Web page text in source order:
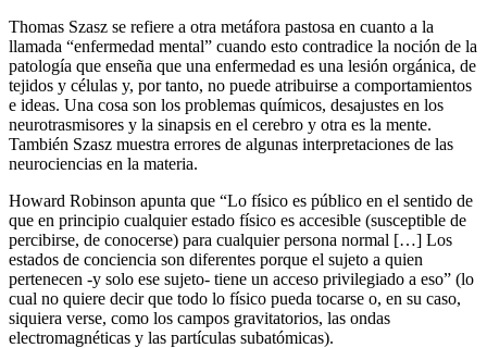
Thomas Szasz se refiere a otra metáfora pastosa en cuanto a la
llamada “enfermedad mental” cuando esto contradice la noción de la
patología que enseña que una enfermedad es una lesión orgánica, de
tejidos y células y, por tanto, no puede atribuirse a comportamientos
e ideas. Una cosa son los problemas químicos, desajustes en los
neurotrasmisores y la sinapsis en el cerebro y otra es la mente.
También Szasz muestra errores de algunas interpretaciones de las
neurociencias en la materia.
Howard Robinson apunta que “Lo físico es público en el sentido de
que en principio cualquier estado físico es accesible (susceptible de
percibirse, de conocerse) para cualquier persona normal […] Los
estados de conciencia son diferentes porque el sujeto a quien
pertenecen -y solo ese sujeto- tiene un acceso privilegiado a eso” (lo
cual no quiere decir que todo lo físico pueda tocarse o, en su caso,
siquiera verse, como los campos gravitatorios, las ondas
electromagnéticas y las partículas subatómicas).